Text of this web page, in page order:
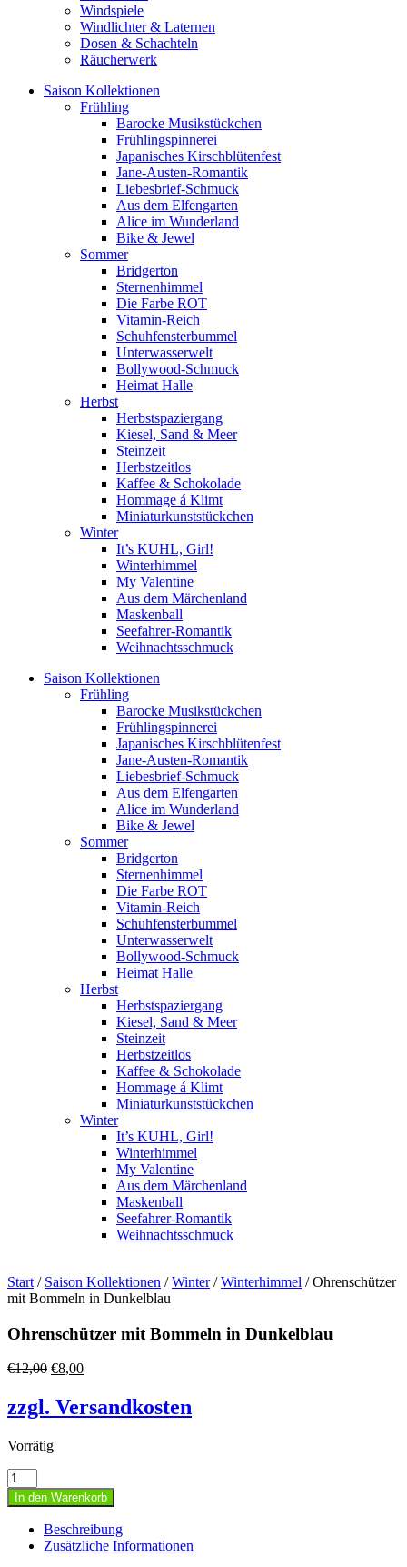
Windspiele
Windlichter & Laternen
Dosen & Schachteln
Räucherwerk
Saison Kollektionen
Frühling
Barocke Musikstückchen
Frühlingspinnerei
Japanisches Kirschblütenfest
Jane-Austen-Romantik
Liebesbrief-Schmuck
Aus dem Elfengarten
Alice im Wunderland
Bike & Jewel
Sommer
Bridgerton
Sternenhimmel
Die Farbe ROT
Vitamin-Reich
Schuhfensterbummel
Unterwasserwelt
Bollywood-Schmuck
Heimat Halle
Herbst
Herbstspaziergang
Kiesel, Sand & Meer
Steinzeit
Herbstzeitlos
Kaffee & Schokolade
Hommage á Klimt
Miniaturkunststückchen
Winter
It’s KUHL, Girl!
Winterhimmel
My Valentine
Aus dem Märchenland
Maskenball
Seefahrer-Romantik
Weihnachtsschmuck
Saison Kollektionen
Frühling
Barocke Musikstückchen
Frühlingspinnerei
Japanisches Kirschblütenfest
Jane-Austen-Romantik
Liebesbrief-Schmuck
Aus dem Elfengarten
Alice im Wunderland
Bike & Jewel
Sommer
Bridgerton
Sternenhimmel
Die Farbe ROT
Vitamin-Reich
Schuhfensterbummel
Unterwasserwelt
Bollywood-Schmuck
Heimat Halle
Herbst
Herbstspaziergang
Kiesel, Sand & Meer
Steinzeit
Herbstzeitlos
Kaffee & Schokolade
Hommage á Klimt
Miniaturkunststückchen
Winter
It’s KUHL, Girl!
Winterhimmel
My Valentine
Aus dem Märchenland
Maskenball
Seefahrer-Romantik
Weihnachtsschmuck
Start / Saison Kollektionen /Winter/Winterhimmel / Ohrenschützer
mit Bommeln in Dunkelblau
Ohrenschützer mit Bommeln in Dunkelblau
€12,00 Ursprünglicher
war:
€12,00
€8,00Aktueller
ist:
€8,00.
zzgl. Versandkosten
Vorrätig
Ohrenschützer
mit
Bommeln
Dunkelblau
Menge
In den Warenkorb
Beschreibung
Zusätzliche Informationen